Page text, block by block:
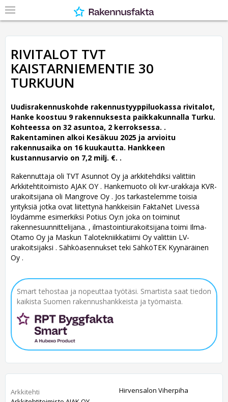
RIVITALOT TVT
KAISTARNIEMENTIE 30
TURKUUN
Uudisrakennuskohde rakennustyyppiluokassa rivitalot,
Hanke koostuu 9 rakennuksesta paikkakunnalla Turku.
Kohteessa on 32 asuntoa, 2 kerroksessa. .
Rakentaminen alkoi Kesäkuu 2025 ja arvioitu
rakennusaika on 16 kuukautta. Hankkeen
kustannusarvio on 7,2 milj. €. .
Rakennuttaja oli TVT Asunnot Oy ja arkkitehdiksi valittiin
Arkkitehtitoimisto AJAK OY . Hankemuoto oli kvr-urakkaja KVR-
urakoitsijana oli Mangrove Oy . Jos tarkastelemme toisia
yrityksiä jotka ovat liitettynä hankkeisiin FaktaNet Livessä
löydämme esimerkiksi Potius Oy:n joka on toiminut
rakennesuunnittelijana. , ilmastointiurakoitsijana toimi Ilma-
Otamo Oy ja Maskun Talotekniikkatiimi Oy valittiin LV-
urakoitsijaksi . Sähköasennukset teki SähköTEK Kyynäräinen
Oy .
Smart tehostaa ja nopeuttaa työtäsi. Smartista saat tiedon
kaikista Suomen rakennushankkeista ja työmaista.
Arkkitehti
Hirvensalon Viherpiha